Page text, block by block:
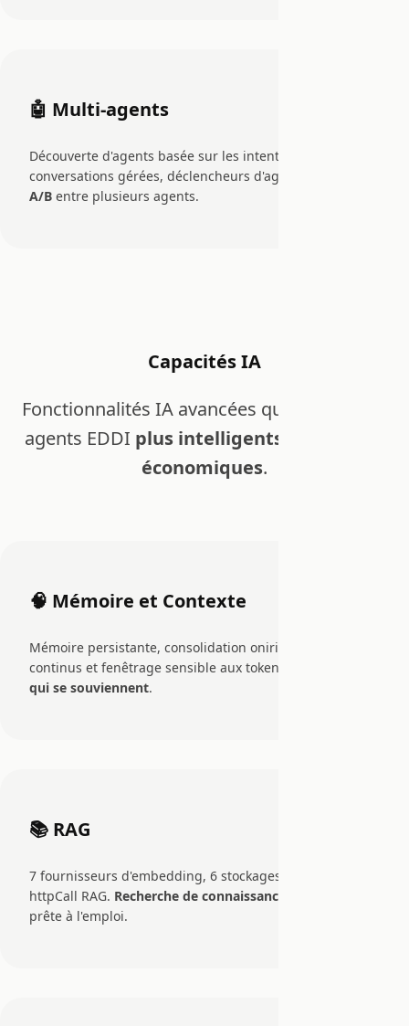
🤖 Multi-agents
Découverte d'agents basée sur les intentions,
conversations gérées, déclencheurs d'agents et
A/B entre plusieurs agents.
Capacités IA
Fonctionnalités IA avancées qui rendent les
agents EDDI plus intelligents, rapides et
économiques.
🧠 Mémoire et Contexte
Mémoire persistante, consolidation onirique, résumés
continus et fenêtrage sensible aux tokens.
qui se souviennent.
📚 RAG
7 fournisseurs d'embedding, 6 stockages vectoriels,
httpCall RAG. Recherche de connaissances entreprise
prête à l'emploi.